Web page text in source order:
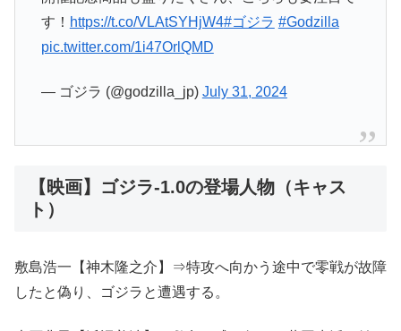
す！ https://t.co/VLAtSYHjW4#ゴジラ #Godzilla
pic.twitter.com/1i47OrlQMD
— ゴジラ (@godzilla_jp) July 31, 2024
【映画】ゴジラ-1.0の登場人物（キャス
ト）
敷島浩一【神木隆之介】⇒特攻へ向かう途中で零戦が故障
したと偽り、ゴジラと遭遇する。